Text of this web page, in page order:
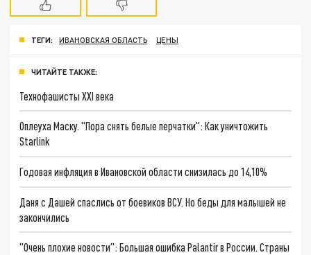
ТЕГИ: ИВАНОВСКАЯ ОБЛАСТЬ ЦЕНЫ
ЧИТАЙТЕ ТАКЖЕ:
Технофашисты XXI века
Оплеуха Маску. "Пора снять белые перчатки": Как уничтожить
Starlink
Годовая инфляция в Ивановской области снизилась до 14,10%
Даня с Дашей спаслись от боевиков ВСУ. Но беды для малышей не
закончились
"Очень плохие новости": Большая ошибка Palantir в России. Страны